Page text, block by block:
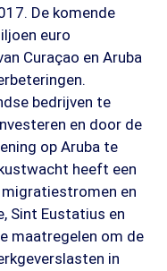
De komende
euro
Curaçao en Aruba
bedrijven te
en door de
op Aruba te
heeft een
migratiestromen en
Sint Eustatius en
maatregelen om de
in